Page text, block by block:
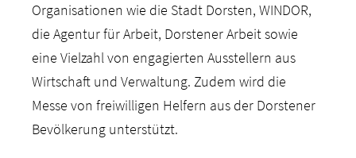
Organisationen wie die Stadt Dorsten, WINDOR,
die Agentur für Arbeit, Dorstener Arbeit sowie
eine Vielzahl von engagierten Ausstellern aus
Wirtschaft und Verwaltung. Zudem wird die
Messe von freiwilligen Helfern aus der Dorstener
Bevölkerung unterstützt.